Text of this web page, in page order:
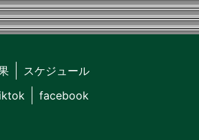
スケジュール
facebook